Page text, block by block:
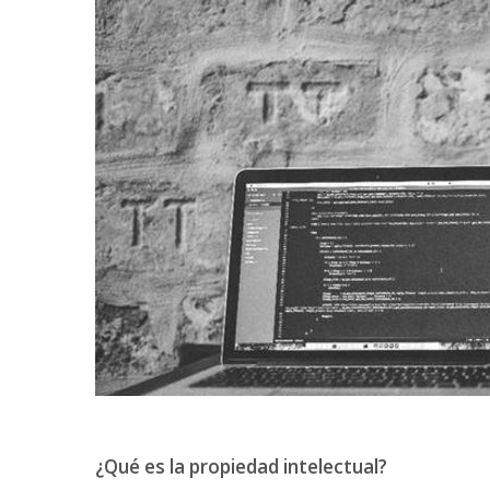
¿Qué es la propiedad intelectual?